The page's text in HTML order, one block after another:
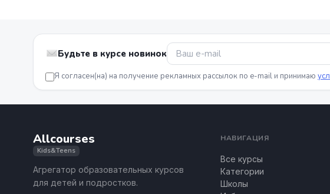
Будьте в курсе новинок
Я согласен(на) на получение рекламных рассылок по e-mail и принимаю
Allcourses
Kids&Teens
Агрегатор образовательных курсов
для детей и подростков.
НАВИГАЦИЯ
Все курсы
Категории
Школы